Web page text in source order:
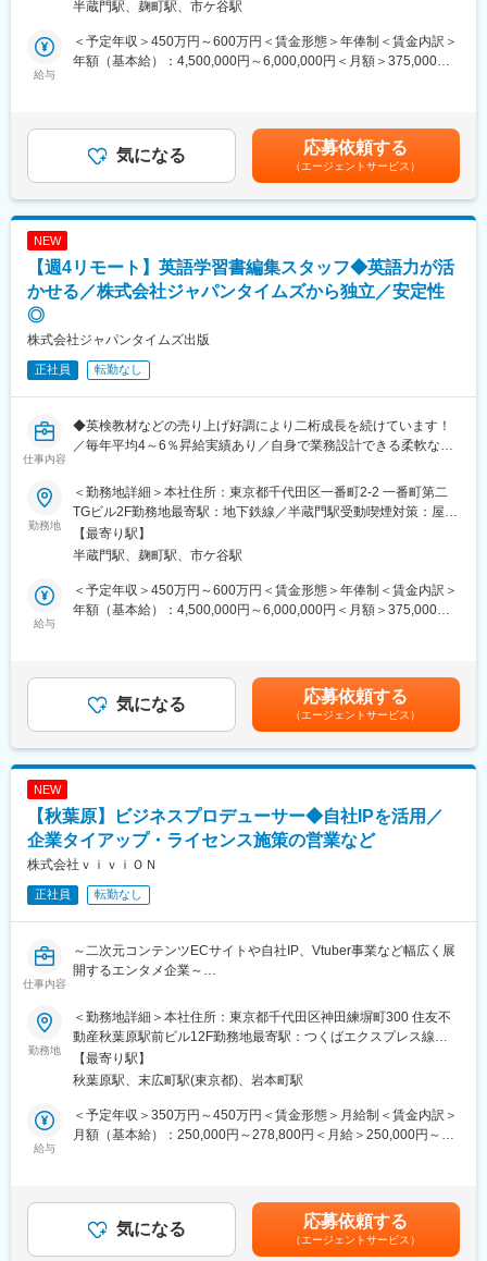
世の中的には8時間働くことが当たり前という状況かもしれません
が、私たちの会社、私たちの部署においては、しっかりと成果を
だしていれば、労働時間については個別の事情を考慮して弾力的
てきました。今回ご入社いただく方には、出版営業をお任せしま
す。
■業務内容
だきます。基本的にはルート営業がメインです。
・部門目標はありますが、個人ノルマはありません。
・月に1回程度、九州など地方への出張が発生する可能性がありま
商品を覚えるところから始め、書店を回りながら販売ルーティン
を習得いただきます。実際に一人で回っていただくのは入社後3か
■組織構成
・人員構成：5名（女性3名、男性2名）
■就業環境
・残業：20時間、週3リモート、フレックス制と働きやすい環境
■当社について：
・当社は2019年に英字新聞社、株式会社ジャパンタイムズの出版
事業部門が独立し創業した会社です。独立以前から換算すると
1967年より半世紀以上にわたり、日本と世界との真の相互理解を
促進すべく言語学習のためのコンテンツとツールを提供してきま
した。
・長い年月をかけて確立してきたブランド力や努力の積み重ねで
半蔵門駅、麹町駅、市ケ谷駅
給与
＜予定年収＞450万円～600万円＜賃金形態＞年俸制＜賃金内訳＞
年額（基本給）：4,500,000円～6,000,000円＜月額＞375,000円
毎年平均４～６％の間で昇給しております。賃金はあくまでも目
安の金額であり、選考を通じて上下する可能性があります。月給
(月額)は固定手当を含めた表記です。
気になる 応募依頼する
（エージェントサービス）
NEW
【週4リモート】英語学習書編集スタッフ◆英語力が活
かせる／株式会社ジャパンタイムズから独立／安定性
◎
株式会社ジャパンタイムズ出版
正社員 転勤なし
仕事内容
◆英検教材などの売り上げ好調により二桁成長を続けています！
／毎年平均4～6％昇給実績あり／自身で業務設計できる柔軟な就
■業務概要
当社は日本人を対象とした英語学習書籍・週刊英語学習紙、およ
び外国人のための日本語学習教材の出版を柱として事業を展開し
てきました。今回ご入社いただく方には、TOEICや英検対策、ニ
ュース英語、英会話など英語学習書を中心とした書籍の企画・編
集業務をお任せします。自己啓発書、ビジネス書など英語学習書
以外の本を企画すること可能です。
・英語学習書の企画
・英語学習書以外の書籍の企画（自己啓発本など）
・編集作業（全体構成、原稿整理、校正等）
・資格試験の対策本の売り上げ比重が多いため、そこを担保しつ
つも、その他特徴のある学習書や学習書以外などでも様々なアイ
デアを出していただき、ジャンルに偏りなく幅広い書籍を発行で
ることはなく、サポート体制も整っていますのでご安心くださ
い。（早ければ半年～2年でのひとり立ちを想定しております。）
■組織構成
・英語学習書編集部は５名の組織です。
・男性2名女性3名で、30～50代の方が在籍しています。
■就業環境
・週に1回チーム会議の際に出社いただきますが、基本的にリモー
トワークです。ほぼ毎日出社する人もおり、個人の判断で働き方
■当社について
・当社は2019年に英字新聞社、株式会社ジャパンタイムズの出版
勤務地
＜勤務地詳細＞本社住所：東京都千代田区一番町2-2 一番町第二
TGビル2F勤務地最寄駅：地下鉄線／半蔵門駅受動喫煙対策：屋内
全面禁煙
【最寄り駅】
半蔵門駅、麹町駅、市ケ谷駅
給与
＜予定年収＞450万円～600万円＜賃金形態＞年俸制＜賃金内訳＞
年額（基本給）：4,500,000円～6,000,000円＜月額＞375,000円
気になる 応募依頼する
（エージェントサービス）
NEW
【秋葉原】ビジネスプロデューサー◆自社IPを活用／
企業タイアップ・ライセンス施策の営業など
株式会社ｖｉｖｉＯＮ
正社員 転勤なし
仕事内容
～二次元コンテンツECサイトや自社IP、Vtuber事業など幅広く展
開するエンタメ企業～
■業務内容：
・自社IPを活用した企業タイアップやライセンス施策の営業、提
案資料の作成
・パートナー企業とのリレーション構築および折衝業務
・決定した施策の進行管理（社内制作部門や法務、外部パートナ
ーとの調整）
・イベントやキャンペーンなどの現場運営・実施サポート
・実施施策の効果測定、レポート作成
当社のライセンシング＆タイアップ部門のミッションは、「ユー
ザーとクリエイターが、楽しみながら生きていける社会にする」
というパーパス達成のために、自社IP（VTuber、アニメ、ゲーム
勤務地
＜勤務地詳細＞本社住所：東京都千代田区神田練塀町300 住友不
動産秋葉原駅前ビル12F勤務地最寄駅：つくばエクスプレス線／
秋葉原駅受動喫煙対策：屋内全面禁煙変更の範囲：会社の定める
事業所
【最寄り駅】
秋葉原駅、末広町駅(東京都)、岩本町駅
給与
＜予定年収＞350万円～450万円＜賃金形態＞月給制＜賃金内訳＞
月額（基本給）：250,000円～278,800円＜月給＞250,000円～
場合の合計金額となります。■賞与：年2回（6月・12月）※標準1
ヶ月／回、在籍期間・評価に応じて変動します。■昇給：年1回
（4月）賃金はあくまでも目安の金額であり、選考を通じて上下す
気になる 応募依頼する
（エージェントサービス）